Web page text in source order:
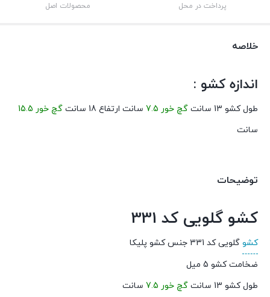
پرداخت در محل محصولات اصل
خلاصه
اندازه کشو :
طول کشو 13 سانت گچ خور 7.5 سانت ارتفاع 18 سانت
گچ خور 15.5
سانت
توضیحات
کشو گلویی کد 331
کشو گلویی کد 331 جنس کشو پلیکا
ضخامت کشو 5 میل
طول کشو 13 سانت
گچ خور 7.5
سانت